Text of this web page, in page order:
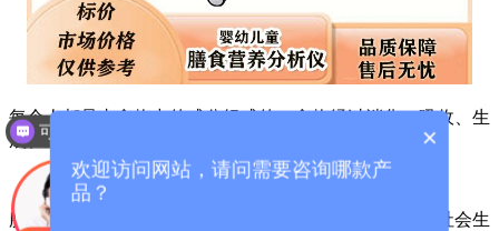
每个人都是由食物中的成分组成的。食物经过消化、吸收、生
成、应用，这四个步骤，来构建身体。
膳食营养分析仪厂家介绍，我们的身体需要应对自然和社会生
×
欢迎访问网站，请问需要咨询哪款产
品？